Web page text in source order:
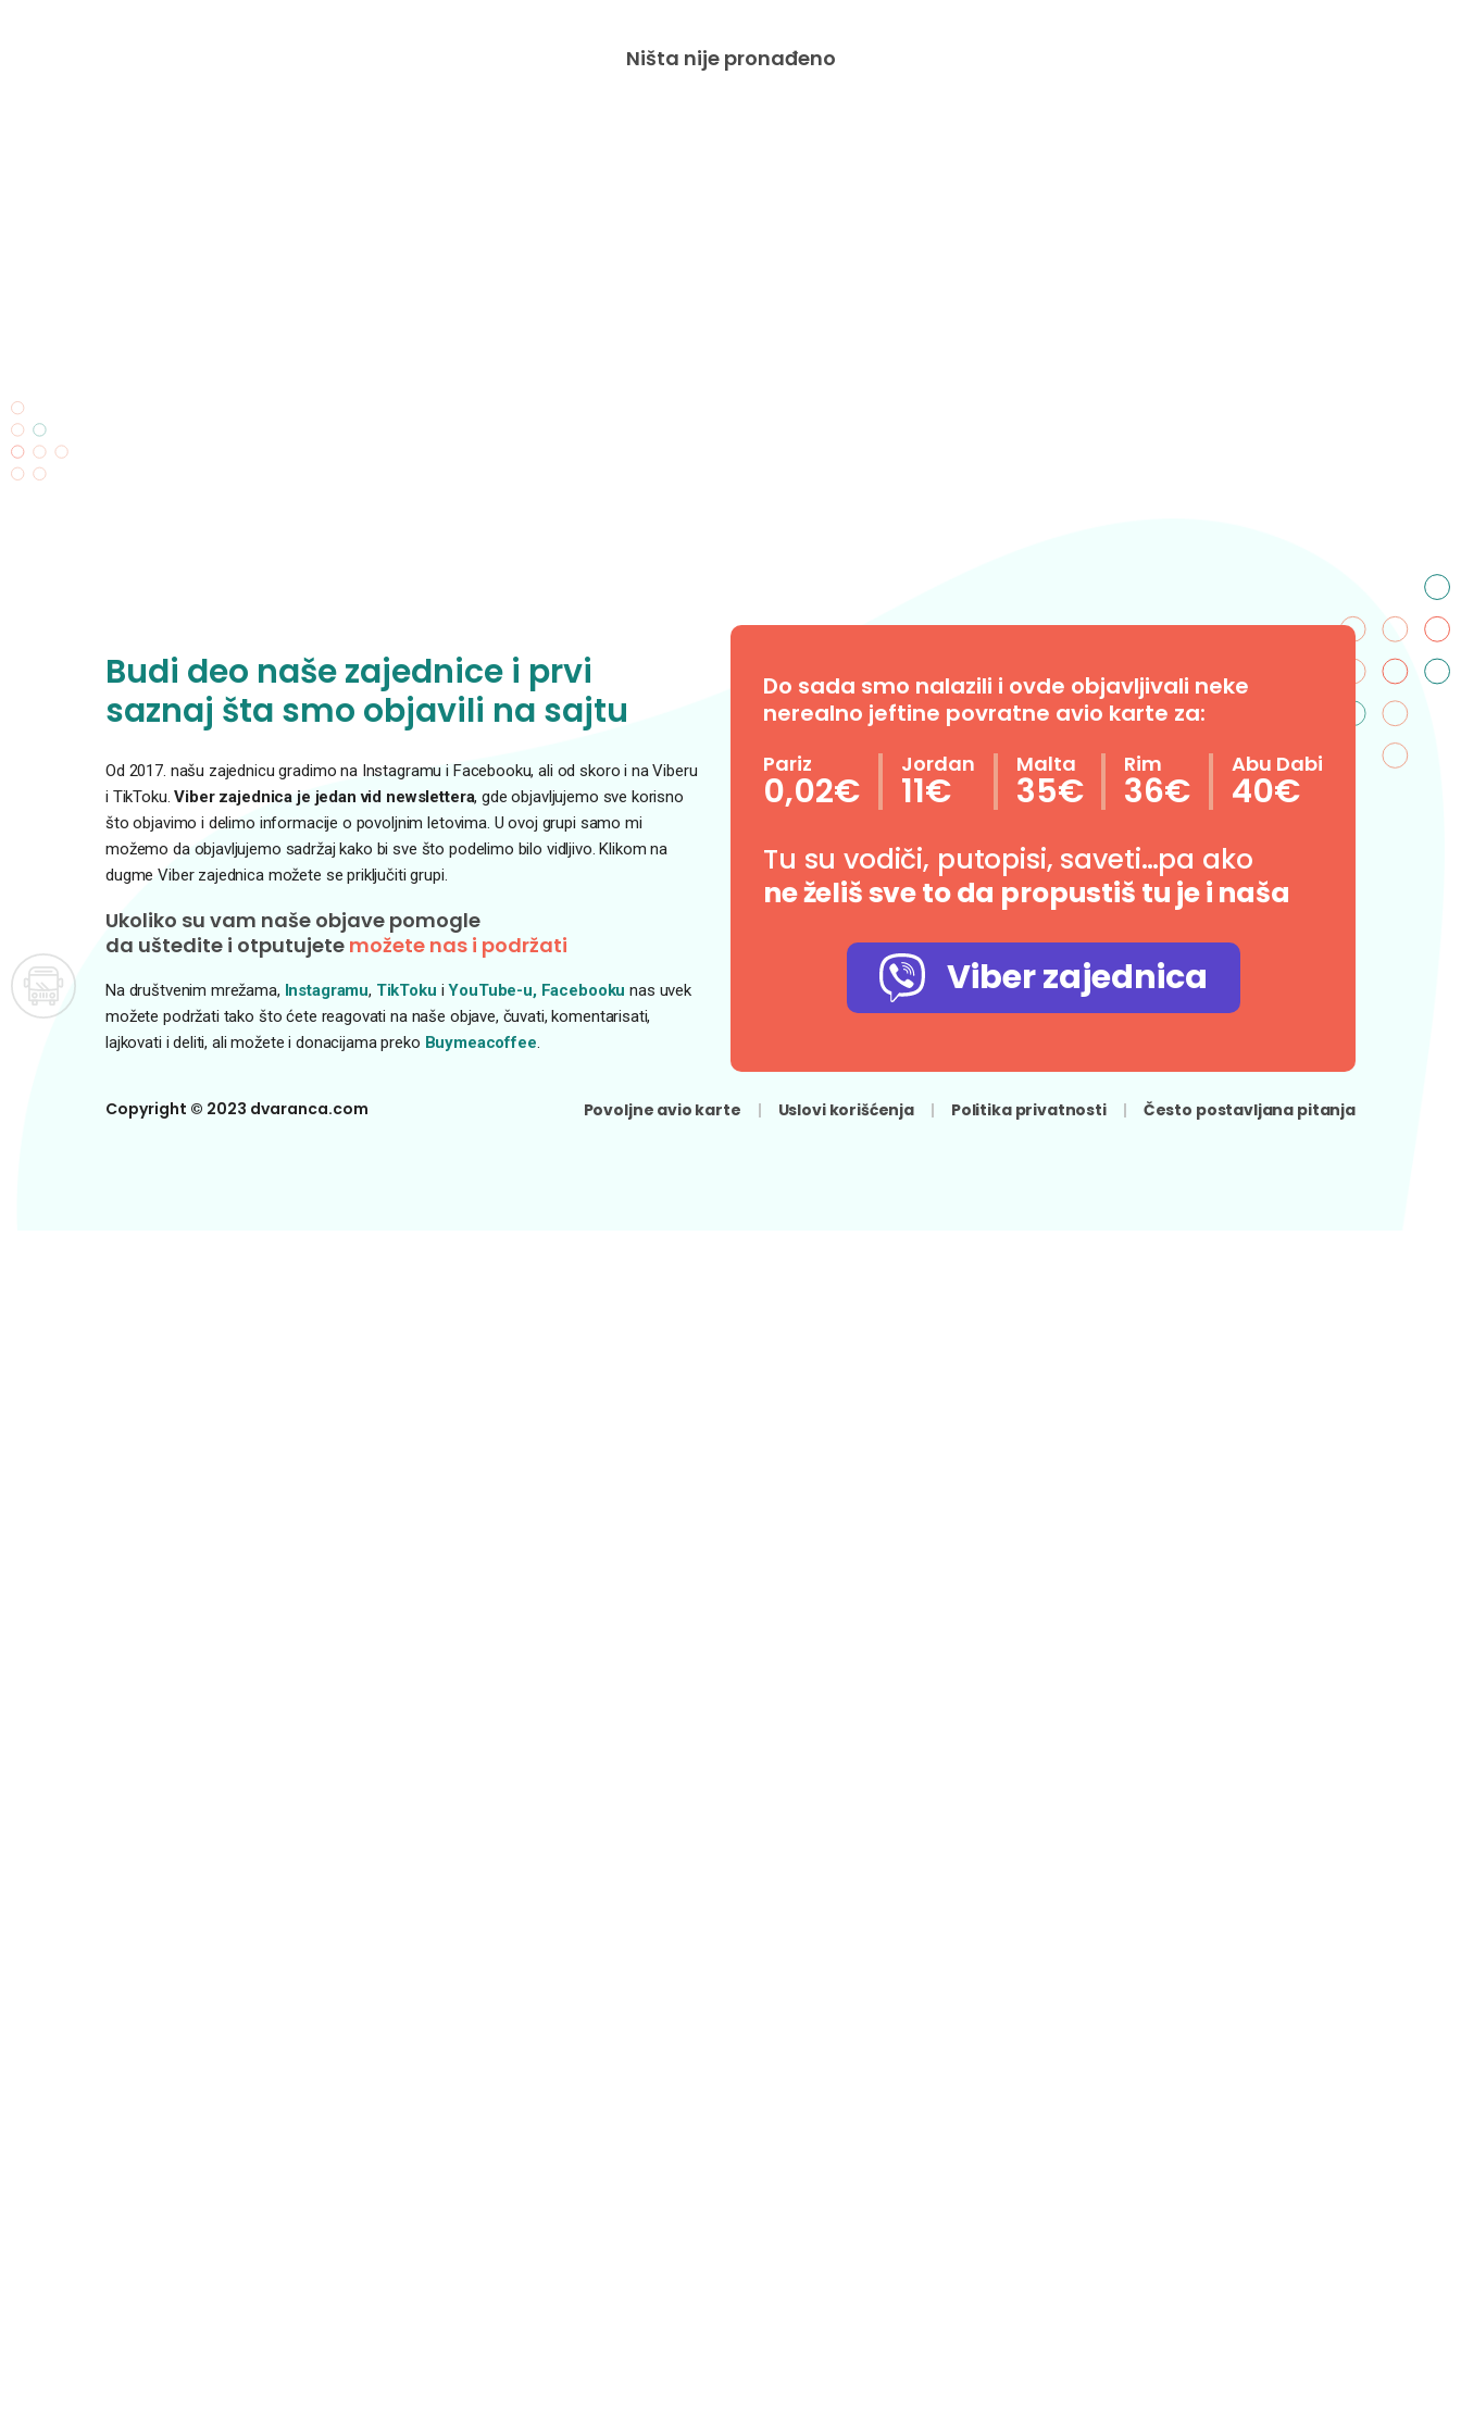
Ništa nije pronađeno
Budi deo naše zajednice i prvi
saznaj šta smo objavili na sajtu
Od 2017. našu zajednicu gradimo na Instagramu i Facebooku, ali od skoro i na Viberu
i TikToku.Viber zajednica je jedan vid newslettera, gde objavljujemo sve korisno
što objavimo i delimo informacije o povoljnim letovima. U ovoj grupi samo mi
možemo da objavljujemo sadržaj kako bi sve što podelimo bilo vidljivo. Klikom na
dugme Viber zajednica možete se priključiti grupi.
Ukoliko su vam naše objave pomogle
da uštedite i otputujete možete nas i podržati
Na društvenim mrežama, Instagramu, TikToku iYouTube-u, Facebookunas uvek
možete podržati tako što ćete reagovati na naše objave, čuvati, komentarisati,
lajkovati i deliti, ali možete i donacijama preko Buymeacoffee.
Do sada smo nalazili i ovde objavljivali neke
nerealno jeftine povratne avio karte za:
Pariz
0,02€
Jordan
11€
Malta
35€
Rim
36€
Abu Dabi
40€
Tu su vodiči, putopisi, saveti…pa ako
ne želiš sve to da propustiš tu je i naša
Viber zajednica
Copyright © 2023 dvaranca.com Povoljne avio karte Uslovi korišćenja Politika privatnosti Često postavljana pitanja